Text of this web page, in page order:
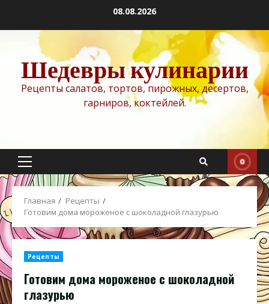
содержимому
08.08.2026
Шедевры кулинарии
Рецепты салатов, тортов, пирожных, десертов,
гарниров, коктейлей.
Основное
меню
Главная
Рецепты
Готовим дома мороженое с шоколадной глазурью
Рецепты
Готовим дома мороженое с шоколадной
глазурью